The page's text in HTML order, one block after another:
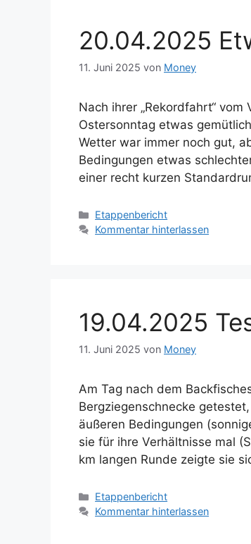
20.04.2025
11. Juni 2025 von Money
Nach ihrer „Rekordfahrt“
Ostersonntag etwas
Wetter war immer noch gut,
Bedingungen etwas
einer recht kurzen
Kategorien
Etappenbericht
Kommentar hinterlassen
19.04.2025
11. Juni 2025 von Money
Am Tag nach dem
Bergziegenschnecke
äußeren Bedingungen
sie für ihre Verhältnisse mal
km langen Runde zeigte sie
Kategorien
Etappenbericht
Kommentar hinterlassen